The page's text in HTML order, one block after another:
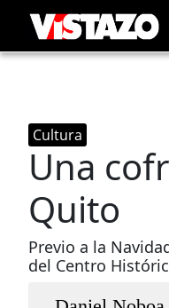
Cultura
Una
Quito
Previo a la
del Centro